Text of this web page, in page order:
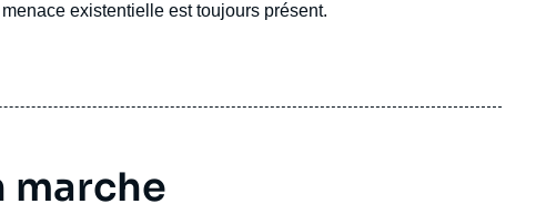
existentielle est toujours présent.
marche